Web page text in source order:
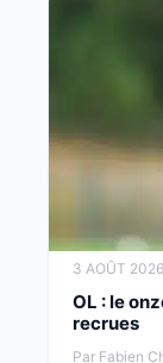
3 AOÛT
OL : le
recrues
Par Fabien